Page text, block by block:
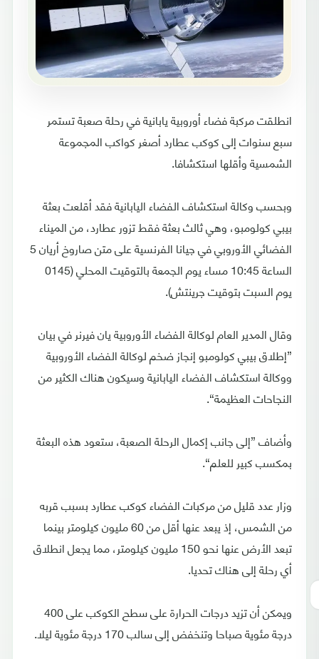
انطلقت مركبة فضاء أوروبية يابانية في رحلة صعبة تستمر
سبع سنوات إلى كوكب عطارد أصغر كواكب المجموعة
الشمسية وأقلها استكشافا.
وبحسب وكالة استكشاف الفضاء اليابانية فقد أقلعت بعثة
بيبي كولومبو، وهي ثالث بعثة فقط تزور عطارد، من الميناء
الفضائي الأوروبي في جيانا الفرنسية على متن صاروخ أريان 5
الساعة 10:45 مساء يوم الجمعة بالتوقيت المحلي (0145
يوم السبت بتوقيت جرينتش).
وقال المدير العام لوكالة الفضاء الأوروبية يان فيرنر في بيان
”إطلاق بيبي كولومبو إنجاز ضخم لوكالة الفضاء الأوروبية
ووكالة استكشاف الفضاء اليابانية وسيكون هناك الكثير من
النجاحات العظيمة“.
وأضاف ”إلى جانب إكمال الرحلة الصعبة، ستعود هذه البعثة
بمكسب كبير للعلم“.
وزار عدد قليل من مركبات الفضاء كوكب عطارد بسبب قربه
من الشمس، إذ يبعد عنها أقل من 60 مليون كيلومتر بينما
تبعد الأرض عنها نحو 150 مليون كيلومتر، مما يجعل انطلاق
أي رحلة إلى هناك تحديا.
ويمكن أن تزيد درجات الحرارة على سطح الكوكب على 400
درجة مئوية صباحا وتنخفض إلى سالب 170 درجة مئوية ليلا.